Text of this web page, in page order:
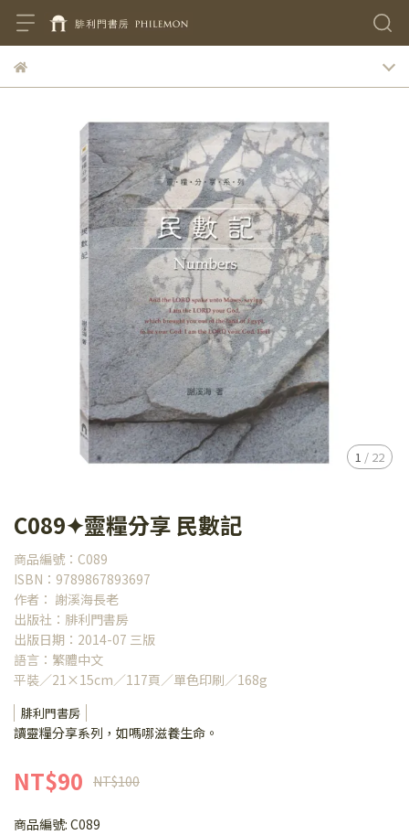
1 / 22
C089✦靈糧分享 民數記
商品編號：C089
ISBN：9789867893697
作者： 謝溪海長老
出版社：腓利門書房
出版日期：2014-07 三版
語言：繁體中文
平裝／21×15cm／117頁／單色印刷／168g
腓利門書房
讀靈糧分享系列，如嗎哪滋養生命。
NT$90 NT$100
商品編號: C089